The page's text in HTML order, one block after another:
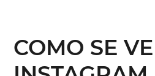
COMO SE